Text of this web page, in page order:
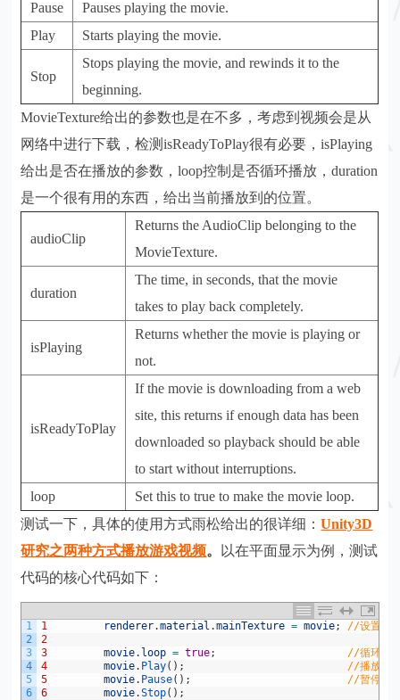
Pause
Pauses playing the movie.
Play
Starts playing the movie.
Stop
Stops playing the movie, and rewinds it to the
beginning.
MovieTexture给出的参数也是在不多，考虑到视频会是从
网络中进行下载，检测isReadyToPlay很有必要，isPlaying
给出是否在播放的参数，loop控制是否循环播放，duration
是一个很有用的东西，给出当前播放到的位置。
audioClip
Returns the AudioClip belonging to the
MovieTexture.
duration
The time, in seconds, that the movie
takes to play back completely.
isPlaying
Returns whether the movie is playing or
not.
isReadyToPlay
If the movie is downloading from a web
site, this returns if enough data has been
downloaded so playback should be able
to start without interruptions.
loop
Set this to true to make the movie loop.
测试一下，具体的使用方式雨松给出的很详细：Unity3D
研究之两种方式播放游戏视频。
以在平面显示为例，测试
代码的核心代码如下：
1
2
3
4
5
6
1 renderer.material .mainTexture = movie;
//设置材
2
3
movie. loop = true;
//循环播
4
movie. Play( ) ;
//播放
5
movie. Pause( ) ;
//暂停
6
movie.Stop( ) ;